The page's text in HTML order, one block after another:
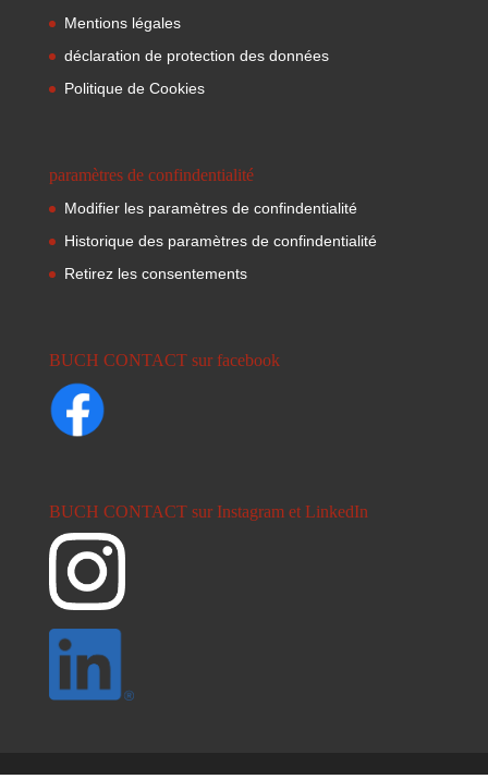
Mentions légales
déclaration de protection des données
Politique de Cookies
paramètres de confindentialité
Modifier les paramètres de confindentialité
Historique des paramètres de confindentialité
Retirez les consentements
BUCH CONTACT sur facebook
BUCH CONTACT sur Instagram et LinkedIn